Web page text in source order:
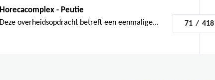
Horecacomplex - Peutie
Deze overheidsopdracht betreft een eenmalige... 71 / 418